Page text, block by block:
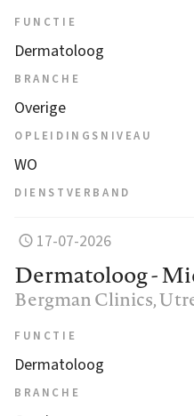
FUNCTIE
Dermatoloog
BRANCHE
Overige
OPLEIDINGSNIVEAU
WO
DIENSTVERBAND
17-07-2026
Dermatoloog -
Bergman Clinics,
FUNCTIE
Dermatoloog
BRANCHE